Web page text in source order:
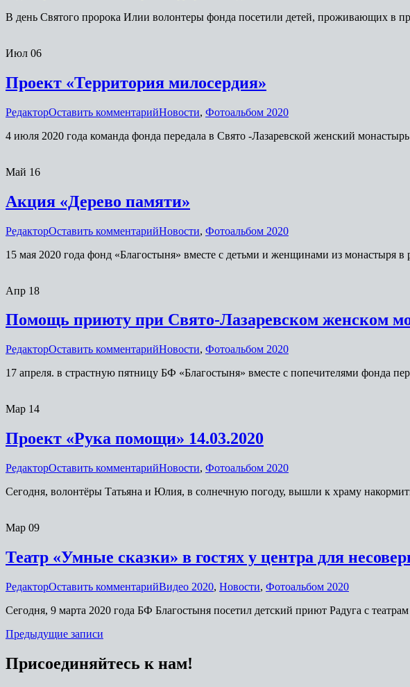
В день Святого пророка Илии волонтеры фонда посетили детей, проживающих в
Июл 06
Проект «Территория милосердия»
РедакторОставить комментарийНовости, Фотоальбом 2020
4 июля 2020 года команда фонда передала в Свято -Лазаревской женский
Май 16
Акция «Дерево памяти»
РедакторОставить комментарийНовости, Фотоальбом 2020
15 мая 2020 года фонд «Благостыня» вместе с детьми и женщинами из монастыря
Апр 18
Помощь приюту при Свято-Лазаревском женском
РедакторОставить комментарийНовости, Фотоальбом 2020
17 апреля. в страстную пятницу БФ «Благостыня» вместе с попечителями фонда
Мар 14
Проект «Рука помощи» 14.03.2020
РедакторОставить комментарийНовости, Фотоальбом 2020
Сегодня, волонтёры Татьяна и Юлия, в солнечную погоду, вышли к храму
Мар 09
Театр «Умные сказки» в гостях у центра для
РедакторОставить комментарийВидео 2020, Новости, Фотоальбом 2020
Сегодня, 9 марта 2020 года БФ Благостыня посетил детский приют Радуга с
Навигация
по
записям
Предыдущие записи
Присоединяйтесь к нам!